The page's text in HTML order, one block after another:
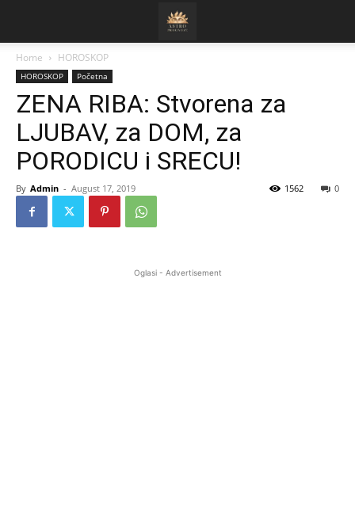
Home HOROSKOP
HOROSKOP Početna
ZENA RIBA: Stvorena za
LJUBAV, za DOM, za
PORODICU i SRECU!
By Admin - August 17, 2019 0
1562
Oglasi - Advertisement